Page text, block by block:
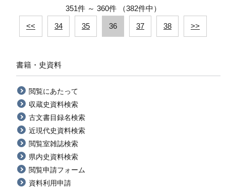
351件 ～ 360件 （382件中）
<< 34 35 36 37 38 >>
書籍・史資料
閲覧にあたって
収蔵史資料検索
古文書目録名検索
近現代史資料検索
閲覧室雑誌検索
県内史資料検索
閲覧申請フォーム
資料利用申請